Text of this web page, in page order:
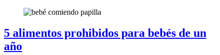
5 alimentos prohibidos para bebés de un
año